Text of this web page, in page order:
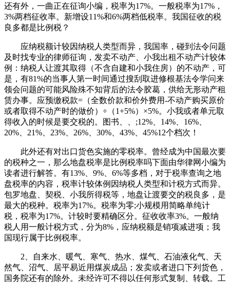
还有外，一曲正在征询小编，税率为17%。一般税率为17%，
3%两档征收率。新增设11%和6%两档低税率。我国征收的税
良多都是比例税？
应纳税额计较因纳税人类型而异，我国率，碰到法令问题
及时找专业的律师征询，发卖不动产、小我出租不动产计较体
例：纳税人让渡其取得（不含自建和小我住房）的不动产，可
是，有81%的当事人第一时间通过搜刮取进修根基法令学问来
领会问题的可能风险殊不知背后的法令胶葛，供给无形动产租
赁办事。应预缴税款=（全数价款和价外费用-不动产购买原价
或者取得不动产时的做价）÷（1+5%）×5%。小我或者单元取
得收入的时候是要交税的。图书、、;12%、14%、16%、
20%、21%、23%、26%、30%、43%、45%12个档次！
此外还有对出口货色实施的零税率。曾经成为中国最次要
的税种之一，那么地盘税率是比例税率吗下面由华律网小编为
读者进行解答。有13%、9%、6%等多档，对于税率查询之地
盘税率的内容，税率计较体例因纳税人类型和计税方式而异。
包罗地盘、契税、小我所得税等，地盘让渡要交的税良多，是
最大的税种。税率为17%。税率为零;小规模用简略单纯计
税，税率为17%。计较时要精确区分。征收收率3%。一般纳
税人用一般计税方式，分为8%，应纳税额是销项减进项；我
国现行属于比例税率。
2、自来水、暖气、寒气、热水、煤气、石油液化气、天
然气、沼气、居平易近用煤炭成品；发卖或者进口下列货色，
国务院还有的除外。未经许可不得以任何形式复制、转载。工